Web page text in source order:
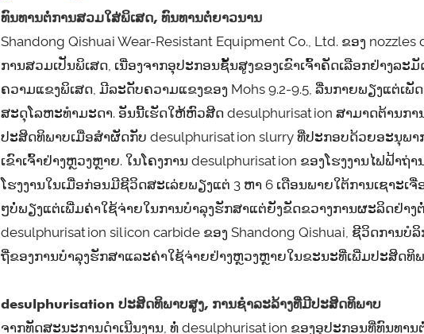
ທົນທານຕໍ່ການສວມໃສ່ພິເສດ, ທົນທານຕໍ່ຍາວນານ
Shandong Qishuai Wear-Resistant Equipment Co., Ltd. ຂອງ
ການສວມເປັນພິເສດ, ເນື່ອງຈາກອຸປະກອນຊັ້ນສູງຂອງເຂົາເຈົ້າຄັດເລືອກຢ່າງລະ
ຄວາມແຂງພິເສດ, ມີລະດັບຄວາມແຂງຂອງ Mohs 9.2-9.5, ລື່ນກາຍພຽງແຕ່ເພັ
ສະດຸໂລຫະທໍາມະດາ. ອັນນີ້ເຮັດໃຫ້ຫົວສີດ desulphurisation ສາມາດຕ້ານກາ
ປະສິດທິພາບເມື່ອສໍາຜັດກັບ desulphurisation slurry ທີ່ປະກອບດ້ວຍອະນຸພ
ເຂົາເຈົ້າຢ່າງຫຼວງຫຼາຍ. ໃນໂຄງການ desulphurisation ຂອງໂຮງງານໄຟຟ້າ
ໂຮງງານໃນເມື່ອກ່ອນມີຊີວິດສະເລ່ຍພຽງແຕ່ 3 ຫາ 6 ເດືອນພາຍໃຕ້ການເຊາະ
ໆບໍ່ພຽງແຕ່ເພີ່ມຄ່າໃຊ້ຈ່າຍໃນການບໍາລຸງຮັກສາແຕ່ຍັງຂັດຂວາງການຜະລິດຢ່າງ
desulphurisation silicon carbide ຂອງ Shandong Qishuai​, ຊີ​ວິດ​ການ​
ຖີ່ຂອງການບໍາລຸງຮັກສາແລະຄ່າໃຊ້ຈ່າຍຢ່າງຫຼວງຫຼາຍໃນຂະນະທີ່ເພີ່ມປະສິດທິ
desulphurisation ປະສິດທິພາບສູງ, ການຊໍາລະລ້າງທີ່ມີປະສິດທິພາບ
ຈາກທັດສະນະການດໍາເນີນງານ, ທໍ່ desulphurisation ຂອງອຸປະກອນທີ່ທົນທານ